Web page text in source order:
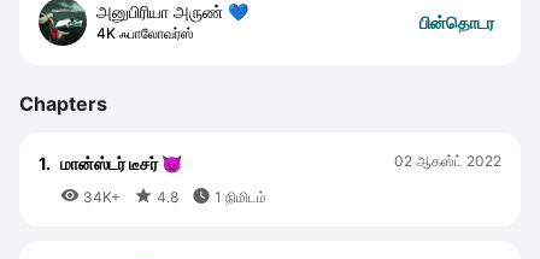
அனுபிரியா அருண் 💙
4K ஃபாலோவர்ஸ்
பின்தொடர
Chapters
1. மான்ஸ்டர் டீசர் 👿
 34K+  4.8  1 நிமிடம்
02 ஆகஸ்ட் 2022